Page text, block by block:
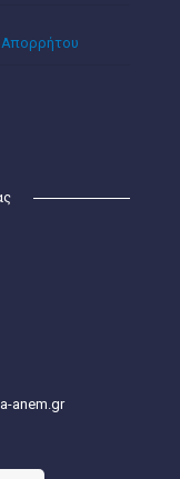
anem.gr